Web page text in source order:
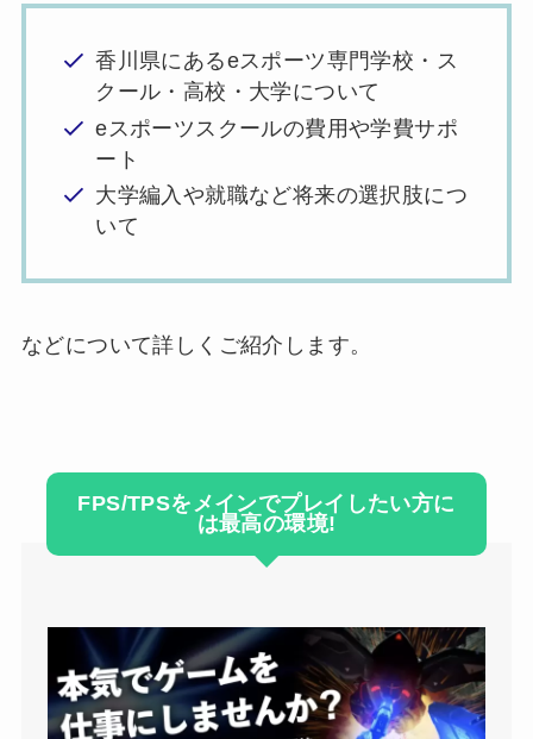
香川県にあるeスポーツ専門学校・ス
クール・高校・大学について
eスポーツスクールの費用や学費サポ
ート
大学編入や就職など将来の選択肢につ
いて
などについて詳しくご紹介します。
FPS/TPSをメインでプレイしたい方に
は最高の環境!